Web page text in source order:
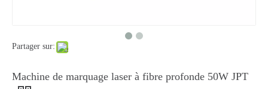
Partager sur:
Machine de marquage laser à fibre profonde 50W JPT